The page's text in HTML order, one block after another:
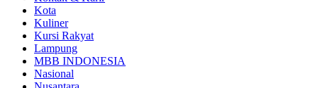
Kota
Kuliner
Kursi Rakyat
Lampung
MBB INDONESIA
Nasional